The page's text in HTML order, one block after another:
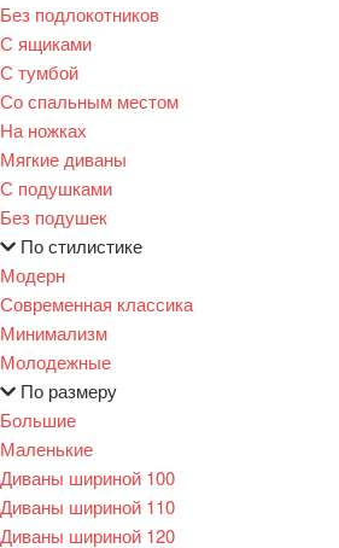
Без подлокотников
С ящиками
С тумбой
Со спальным местом
На ножках
Мягкие диваны
С подушками
Без подушек
По стилистике
Модерн
Современная классика
Минимализм
Молодежные
По размеру
Большие
Маленькие
Диваны шириной 100
Диваны шириной 110
Диваны шириной 120